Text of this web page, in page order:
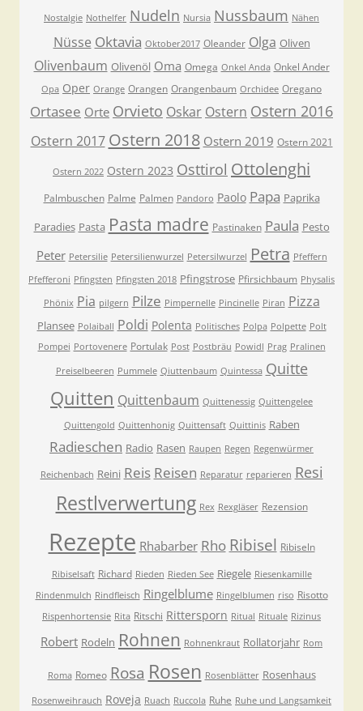
Nostalgie Nothelfer Nudeln Nursia Nussbaum Nähen
Nüsse Oktavia Oktober2017 Oleander Olga Oliven
Olivenbaum Olivenöl Oma Omega Onkel Anda Onkel Ander
Opa Oper Orange Orangen Orangenbaum Orchidee Oregano
Ortasee Orte Orvieto Oskar Ostern Ostern 2016
Ostern 2017 Ostern 2018 Ostern 2019 Ostern 2021
Ostern 2022 Ostern 2023 Osttirol Ottolenghi
Palmbuschen Palme Palmen Pandoro Paolo Papa Paprika
Paradies Pasta Pasta madre Pastinaken Paula Pesto
Peter Petersilie Petersilienwurzel Petersilwurzel Petra Pfeffern
Pfefferoni Pfingsten Pfingsten 2018 Pfingstrose Pfirsichbaum Physalis
Phönix Pia pilgern Pilze Pimpernelle Pincinelle Piran Pizza
Plansee Polaiball Poldi Polenta Politisches Polpa Polpette Polt
Pompei Portovenere Portulak Post Postbräu Powidl Prag Pralinen
Preiselbeeren Pummele Qiuttenbaum Quintessa Quitte
Quitten Quittenbaum Quittenessig Quittengelee
Quittengold Quittenhonig Quittensaft Quittinis Raben
Radieschen Radio Rasen Raupen Regen Regenwürmer
Reichenbach Reini Reis Reisen Reparatur reparieren Resi
Restlverwertung Rex Rexgläser Rezension
Rezepte Rhabarber Rho Ribisel Ribiseln
Ribiselsaft Richard Rieden Rieden See Riegele Riesenkamille
Rindenmulch Rindfleisch Ringelblume Ringelblumen riso Risotto
Rispenhortensie Rita Ritschi Rittersporn Ritual Rituale Rizinus
Robert Rodeln Rohnen Rohnenkraut Rollatorjahr Rom
Roma Romeo Rosa Rosen Rosenblätter Rosenhaus
Rosenweihrauch Roveja Ruach Ruccola Ruhe Ruhe und Langsamkeit